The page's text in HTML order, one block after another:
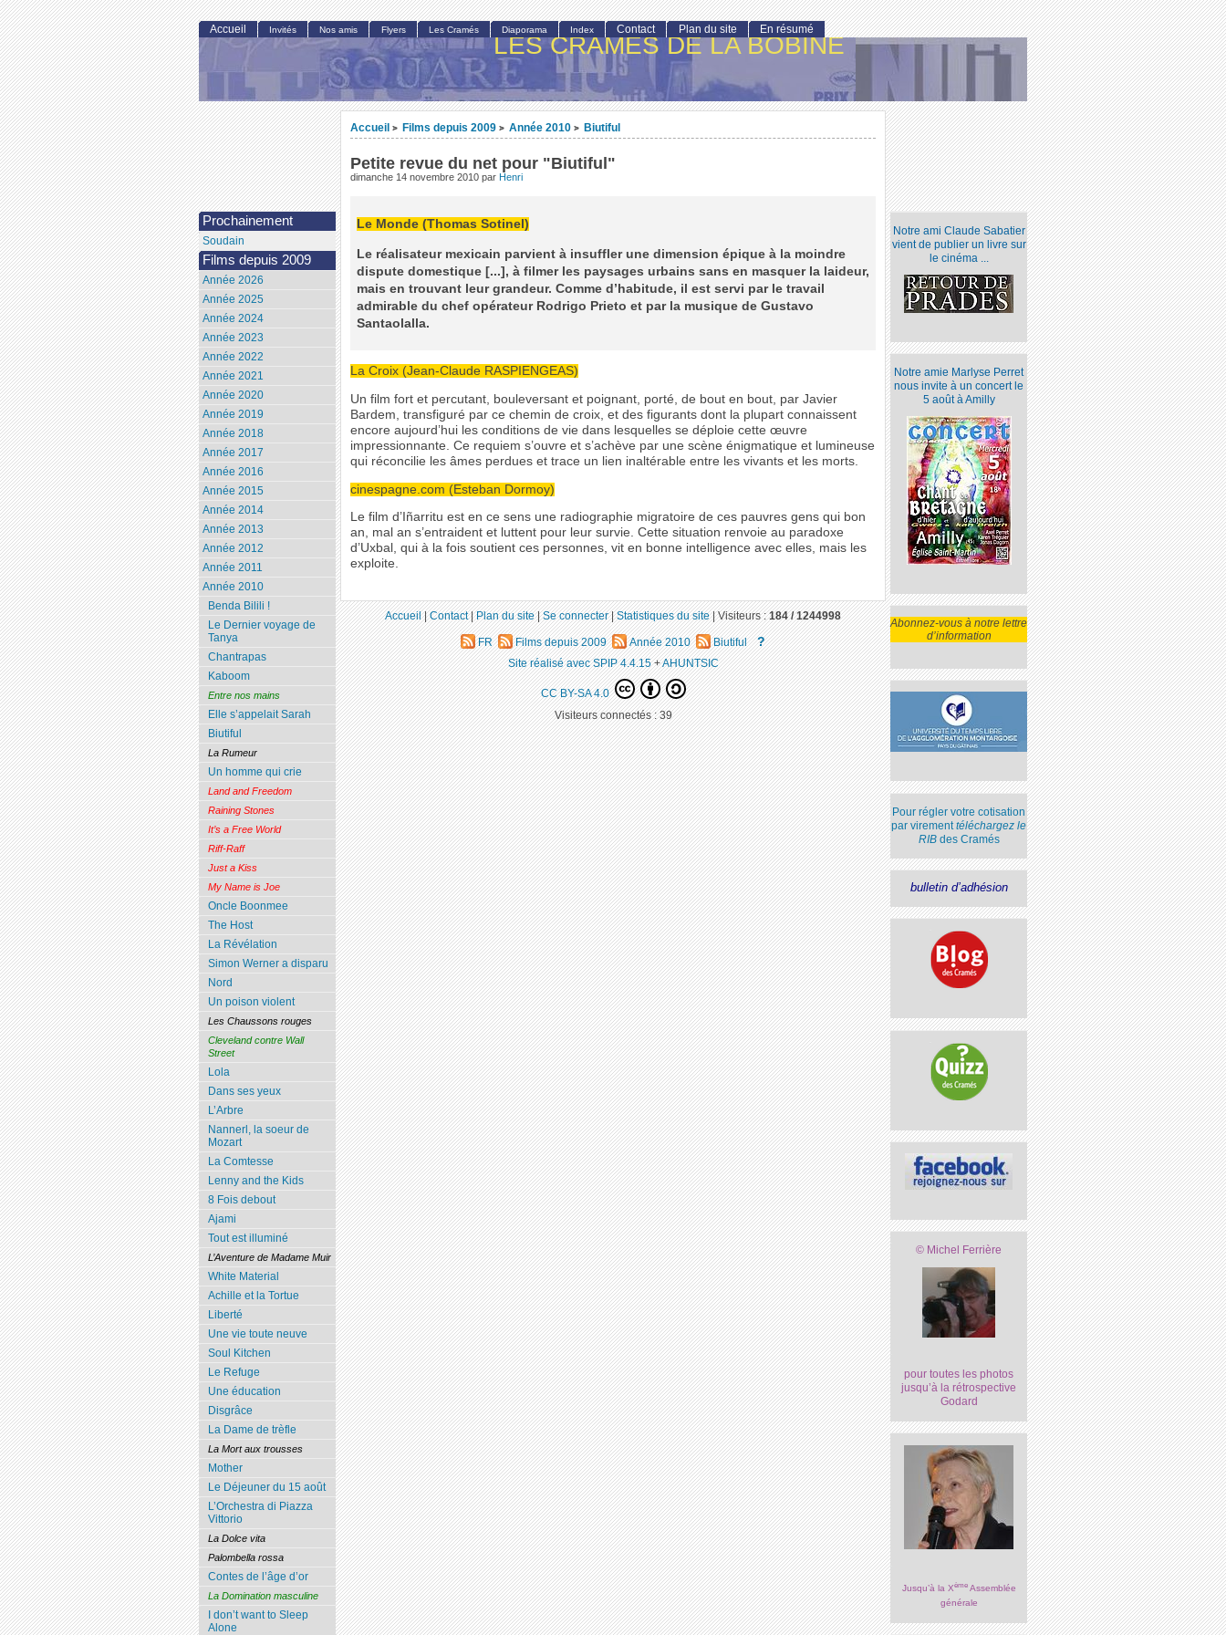
LES CRAMÉS DE LA BOBINE
Accueil > Films depuis 2009 > Année 2010 > Biutiful
Petite revue du net pour "Biutiful"
dimanche 14 novembre 2010 par Henri
Le Monde (Thomas Sotinel)
Le réalisateur mexicain parvient à insuffler une dimension épique à la moindre
dispute domestique [...], à filmer les paysages urbains sans en masquer la laideur,
mais en trouvant leur grandeur. Comme d’habitude, il est servi par le travail
admirable du chef opérateur Rodrigo Prieto et par la musique de Gustavo
Santaolalla.
La Croix (Jean-Claude RASPIENGEAS)
Un film fort et percutant, bouleversant et poignant, porté, de bout en bout, par Javier
Bardem, transfiguré par ce chemin de croix, et des figurants dont la plupart connaissent
encore aujourd’hui les conditions de vie dans lesquelles se déploie cette œuvre
impressionnante. Ce requiem s’ouvre et s’achève par une scène énigmatique et lumineuse
qui réconcilie les âmes perdues et trace un lien inaltérable entre les vivants et les morts.
cinespagne.com (Esteban Dormoy)
Le film d’Iñarritu est en ce sens une radiographie migratoire de ces pauvres gens qui bon
an, mal an s’entraident et luttent pour leur survie. Cette situation renvoie au paradoxe
d’Uxbal, qui à la fois soutient ces personnes, vit en bonne intelligence avec elles, mais les
exploite.
Notre ami Claude Sabatier
vient de publier un livre sur
le cinéma ...
Notre amie Marlyse Perret
nous invite à un concert le
5 août à Amilly
Abonnez-vous à notre lettre
d’information
Pour régler votre cotisation
par virementtéléchargez le
RIBdes Cramés
bulletin d’adhésion
© Michel Ferrière
pour toutes les photos
jusqu’à la rétrospective
Godard
Jusqu’à la XèmeAssemblée
générale
Accueil Invités Nos amis Flyers Les Cramés Diaporama Index Contact Plan du site En résumé
Prochainement
Soudain
Films depuis 2009
Année 2026
Année 2025
Année 2024
Année 2023
Année 2022
Année 2021
Année 2020
Année 2019
Année 2018
Année 2017
Année 2016
Année 2015
Année 2014
Année 2013
Année 2012
Année 2011
Année 2010
Benda Bilili !
Le Dernier voyage de
Tanya
Chantrapas
Kaboom
Entre nos mains
Elle s’appelait Sarah
Biutiful
La Rumeur
Un homme qui crie
Land and Freedom
Raining Stones
It’s a Free World
Riff-Raff
Just a Kiss
My Name is Joe
Oncle Boonmee
The Host
La Révélation
Simon Werner a disparu
Nord
Un poison violent
Les Chaussons rouges
Cleveland contre Wall
Street
Lola
Dans ses yeux
L’Arbre
Nannerl, la soeur de
Mozart
La Comtesse
Lenny and the Kids
8 Fois debout
Ajami
Tout est illuminé
L’Aventure de Madame Muir
White Material
Achille et la Tortue
Liberté
Une vie toute neuve
Soul Kitchen
Le Refuge
Une éducation
Disgrâce
La Dame de trèfle
La Mort aux trousses
Mother
Le Déjeuner du 15 août
L’Orchestra di Piazza
Vittorio
La Dolce vita
Palombella rossa
Contes de l’âge d’or
La Domination masculine
I don’t want to Sleep
Alone
Accueil|Contact|Plan du site|Se connecter|Statistiques du site|Visiteurs :184 / 1244998
FR Films depuis 2009 Année 2010 Biutiful ?
Site réalisé avec SPIP 4.4.15+AHUNTSIC
CC BY-SA 4.0
Visiteurs connectés :39